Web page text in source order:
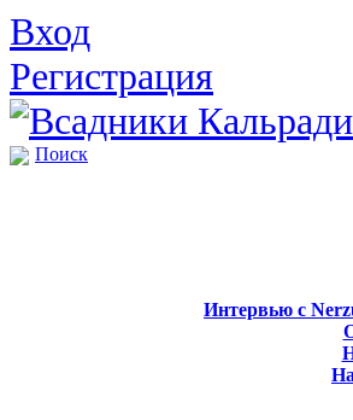
Вход
Регистрация
Поиск
Интервью с